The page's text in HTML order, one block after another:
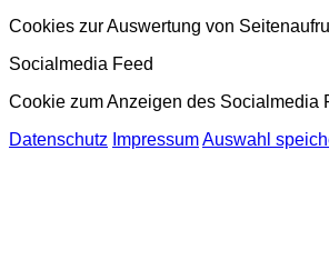
Cookies zur Auswertung von
Socialmedia Feed
Cookie zum Anzeigen des Socialmedia
Datenschutz ImpressumAuswahl